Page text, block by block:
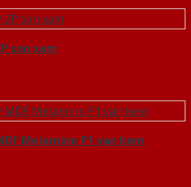
son xam
Melamine P1 van kem